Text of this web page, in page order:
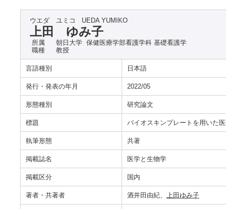
ウエダ ユミコ UEDA YUMIKO
上田 ゆみ子
所属
朝日大学 保健医療学部看護学科 基礎看護学
職種
教授
言語種別 日本語
発行・発表の年月 2022/05
形態種別 研究論文
標題 バイオスキンプレートを用いた
執筆形態 共著
掲載誌名 医学と生物学
掲載区分 国内
著者・共著者 酒井田由紀、 上田ゆみ子